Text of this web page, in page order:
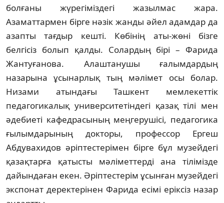
болғаны жүрегіміздегі жазылмас жара.
Азаматтармен бірге нәзік жанды әйел адамдар да
азапты тағдыр кешті. Көбінің аты-­жөні бізге
белгісіз болып қалды. Солар­дың бірі – Фарида
Жантуғанова. Алаштанушы ғалымдардың
назарына ұсынарлық тың мәлімет осы болар.
Низами атындағы Таш­кент мемлекеттік
педагогикалық университе­тіндегі қазақ тілі мен
әдебиеті кафедрасының меңгерушісі, педагогика
ғылымдарының докторы, профессор Ергеш
Абдувахидов әріп­тестерімен бірге бұл музейдегі
қазақтарға қатысты мәліметтерді ана тілімізде
дайын­даған екен. Әріптестерім ұсынған музейдегі
экспонат деректерінен Фарида есімі еріксіз назар